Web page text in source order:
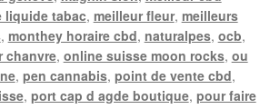
liquide tabac, meilleur fleur, meilleurs
, monthey horaire cbd, naturalpes, ocb,
chanvre, online suisse moon rocks, ou
, pen cannabis, point de vente cbd,
, port cap d agde boutique, pour faire